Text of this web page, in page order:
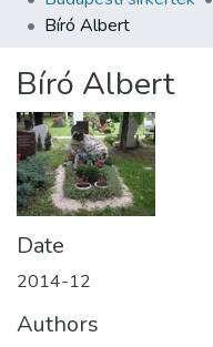
All of DSpace
About us
Bíró Albert
Bíró Albert
Date
2014-12
Authors